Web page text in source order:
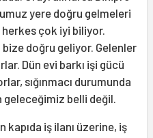
yere doğru gelmeleri
çok iyi biliyor.
doğru geliyor. Gelenler
Dün evi barkı işi gücü
sığınmacı durumunda
geleceğimiz belli değil.
kapıda iş ilanı üzerine, iş